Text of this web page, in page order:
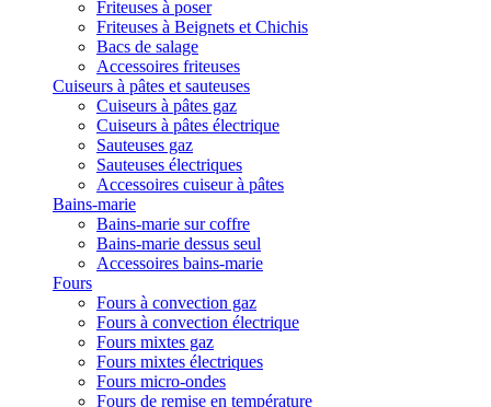
Friteuses à poser
Friteuses à Beignets et Chichis
Bacs de salage
Accessoires friteuses
Cuiseurs à pâtes et sauteuses
Cuiseurs à pâtes gaz
Cuiseurs à pâtes électrique
Sauteuses gaz
Sauteuses électriques
Accessoires cuiseur à pâtes
Bains-marie
Bains-marie sur coffre
Bains-marie dessus seul
Accessoires bains-marie
Fours
Fours à convection gaz
Fours à convection électrique
Fours mixtes gaz
Fours mixtes électriques
Fours micro-ondes
Fours de remise en température